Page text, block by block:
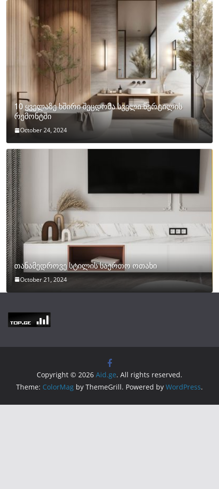
10 ყველაზე ხშირი შეცდომა სველი წერტილის
რემონტში
October 24, 2024
თანამედროვე სტილის საერთო ოთახი
October 21, 2024
Copyright © 2026 Aid.ge. All rights reserved.
Theme: ColorMag by ThemeGrill. Powered by WordPress.